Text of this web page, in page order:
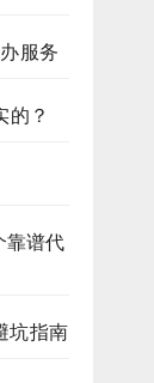
服务
的？
靠谱代
坑指南